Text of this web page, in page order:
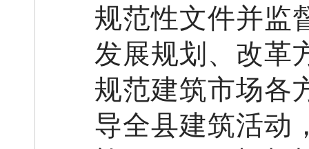
规范性文件并监
发展规划 、 改革
规范建筑市场各
导全县建筑活动